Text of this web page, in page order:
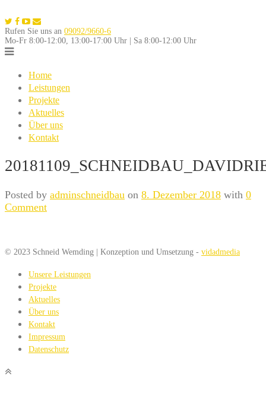
to
content
Rufen Sie uns an 09092/9660-6
Mo-Fr 8:00-12:00, 13:00-17:00 Uhr | Sa 8:00-12:00 Uhr
Home
Leistungen
Projekte
Aktuelles
Über uns
Kontakt
Posted by adminschneidbau on 8. Dezember 2018 with 0
Comment
© 2023 Schneid Wemding | Konzeption und Umsetzung - vidadmedia
Unsere Leistungen
Projekte
Aktuelles
Über uns
Kontakt
Impressum
Datenschutz